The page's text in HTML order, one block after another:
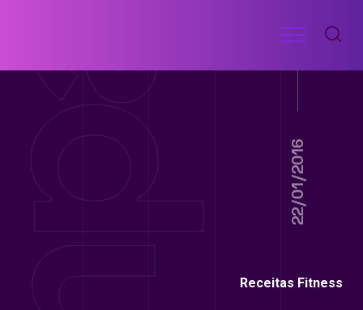
conteúdo
RECEITAS
ACADEMIA
Menu
22/01/2016
Receitas Fitness